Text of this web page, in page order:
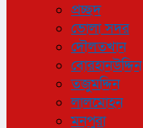
প্রচ্ছদ
ভোলা সদর
দৌলতখান
বোরহানউদ্দিন
তজুমদ্দিন
লালমোহন
মনপুরা